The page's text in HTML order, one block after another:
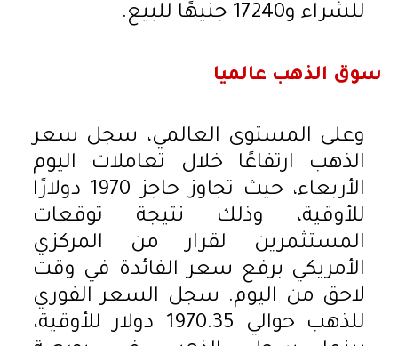
للشراء و17240 جنيهًا للبيع.
سوق الذهب عالميا
وعلى المستوى العالمي، سجل سعر
الذهب ارتفاعًا خلال تعاملات اليوم
الأربعاء، حيث تجاوز حاجز 1970 دولارًا
للأوقية، وذلك نتيجة توقعات
المستثمرين لقرار من المركزي
الأمريكي برفع سعر الفائدة في وقت
لاحق من اليوم. سجل السعر الفوري
للذهب حوالي 1970.35 دولار للأوقية،